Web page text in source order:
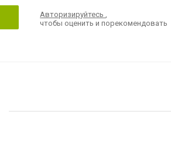
Авторизируйтесь,
чтобы оценить и порекомендовать